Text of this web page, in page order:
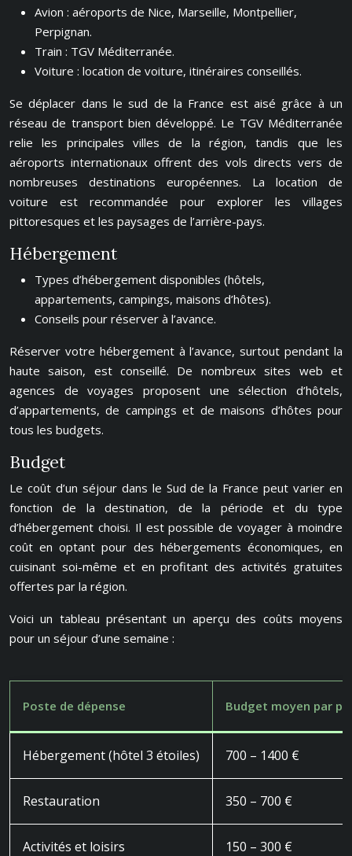
Avion : aéroports de Nice, Marseille, Montpellier,
Perpignan.
Train : TGV Méditerranée.
Voiture : location de voiture, itinéraires conseillés.
Se déplacer dans le sud de la France est aisé grâce à un
réseau de transport bien développé. Le TGV Méditerranée
relie les principales villes de la région, tandis que les
aéroports internationaux offrent des vols directs vers de
nombreuses destinations européennes. La location de
voiture est recommandée pour explorer les villages
pittoresques et les paysages de l’arrière-pays.
Hébergement
Types d’hébergement disponibles (hôtels,
appartements, campings, maisons d’hôtes).
Conseils pour réserver à l’avance.
Réserver votre hébergement à l’avance, surtout pendant la
haute saison, est conseillé. De nombreux sites web et
agences de voyages proposent une sélection d’hôtels,
d’appartements, de campings et de maisons d’hôtes pour
tous les budgets.
Budget
Le coût d’un séjour dans le Sud de la France peut varier en
fonction de la destination, de la période et du type
d’hébergement choisi. Il est possible de voyager à moindre
coût en optant pour des hébergements économiques, en
cuisinant soi-même et en profitant des activités gratuites
offertes par la région.
Voici un tableau présentant un aperçu des coûts moyens
pour un séjour d’une semaine :
Poste de dépense Budget moyen par
Hébergement (hôtel 3 étoiles) 700 – 1400 €
Restauration 350 – 700 €
Activités et loisirs 150 – 300 €